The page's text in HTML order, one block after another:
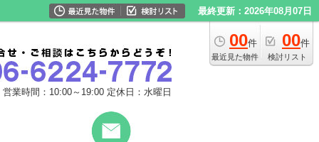
最終更新：2026年08月07日
00件
最近見た物件
00件
検討リスト
営業時間：10:00～19:00 定休日：水曜日